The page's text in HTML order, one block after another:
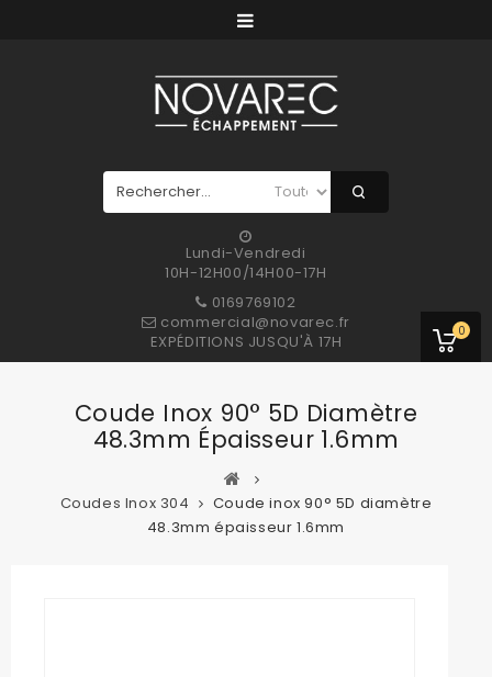
0
Lundi-Vendredi
10H-12H00/14H00-17H
0169769102
commercial@novarec.fr
EXPÉDITIONS JUSQU'À 17H
Coude Inox 90° 5D Diamètre
48.3mm Épaisseur 1.6mm
Coudes Inox 304
Coude inox 90° 5D diamètre
48.3mm épaisseur 1.6mm